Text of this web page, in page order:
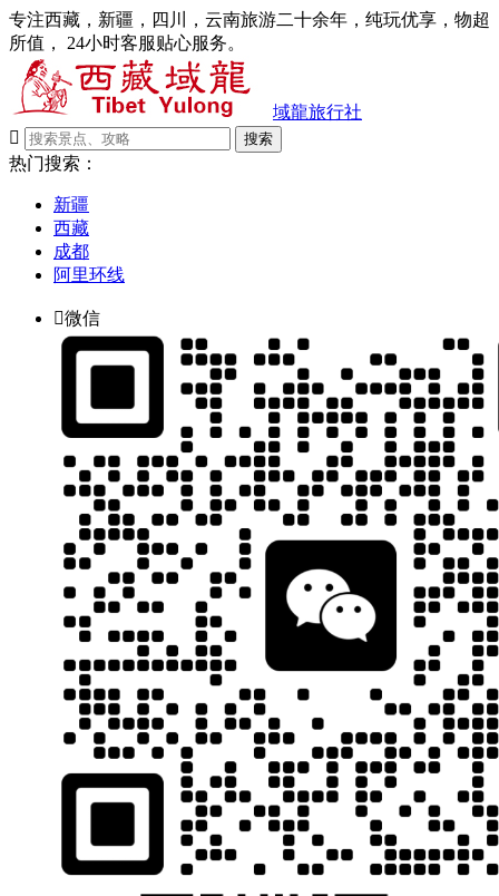
专注西藏，新疆，四川，云南旅游二十余年，纯玩优享，物超
所值， 24小时客服贴心服务。
域龍旅行社

搜索
热门搜索：
新疆
西藏
成都
阿里环线
微信